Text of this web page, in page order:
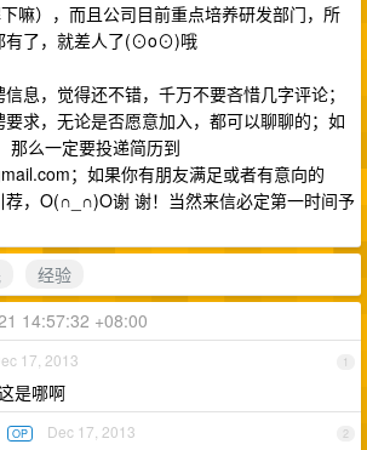
嘛），而且公司目前重点培养研发部门，所
有了，就差人了(⊙o⊙)哦
息，觉得还不错，千万不要吝惜几字评论；
求，无论是否愿意加入，都可以聊聊的；如
那么一定要投递简历到
；如果你有朋友满足或者有意向的
荐，O(∩_∩)O谢 谢！当然来信必定第一时间予
经验
14:57:32 +08:00
1
17, 2013
是哪啊
2
OP Dec 17, 2013